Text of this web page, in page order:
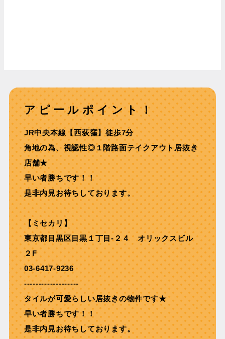
アピールポイント！
JR中央本線【⻄荻窪】徒歩7分
⾓地の為、視認性◎１階路⾯テイクアウト居抜き
店舗★
早い者勝ちです！！
是非内見お待ちしております。
【ミセカリ】
東京都目黒区目黒１丁目-２４ オリックスビル
２F
03-6417-9236
-------------------
タイルが可愛らしい居抜きの物件です★
早い者勝ちです！！
是非内見お待ちしております。